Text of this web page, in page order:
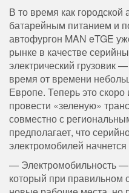
В то время как городской
батарейным питанием и
автофургон MAN eTGE
рынке в качестве
электрический грузовик
время от времени
Европе. Теперь это
провести «зеленую»
совместно с
предполагает, что
электромобилей
— Электромобильность
который при правильном